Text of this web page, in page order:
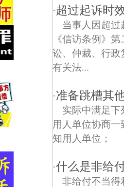
·超过起诉时
当事人因超
《信访条例》
讼、仲裁、行政
有关法...
·准备跳槽其
实际中满足
用人单位协商
知用人单位；
·什么是非给
非给付不当得